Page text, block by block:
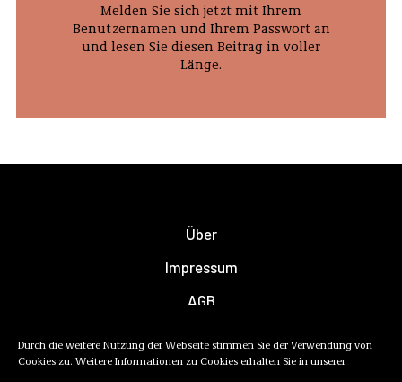
Durch die weitere Nutzung der Webseite stimmen Sie der Verwendung von
Cookies zu. Weitere Informationen zu Cookies erhalten Sie in unserer
Melden Sie sich jetzt mit Ihrem
Benutzernamen und Ihrem Passwort an
und lesen Sie diesen Beitrag in voller
Länge.
Über
Impressum
AGB
Newsletter